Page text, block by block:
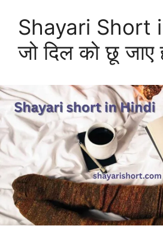
Shayari Short
जो दिल को छू जाए